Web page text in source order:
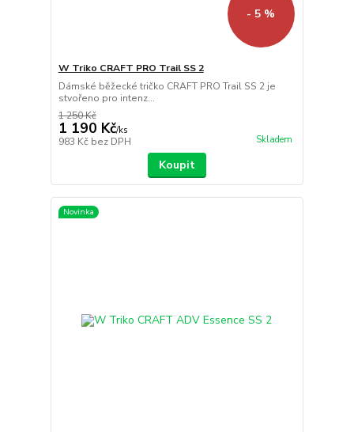
- 5 %
W Triko CRAFT PRO Trail SS 2
Dámské běžecké tričko CRAFT PRO Trail SS 2 je
stvořeno pro intenz...
1 250 Kč
1 190 Kč/ks
983 Kč bez DPH Skladem
Koupit
Novinka